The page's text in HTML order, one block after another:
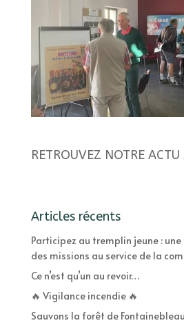
RETROUVEZ NOTRE
Articles récents
Participez au tremplin jeune :
des missions au service de la
Ce n’est qu’un au revoir…
🔥 Vigilance incendie 🔥
Sauvons la forêt de